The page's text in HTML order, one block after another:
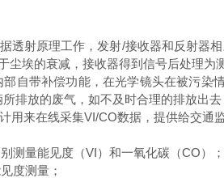
透射原理工作，发射/接收器和反射器
尘埃的衰减，接收器得到信号后处理
部自带补偿功能，在光学镜头在被污染
所排放的废气，如不及时合理的排放出
用来在线采集VI/CO数据，提供给交通
测量能见度（VI）和一氧化碳（CO）；
度测量；